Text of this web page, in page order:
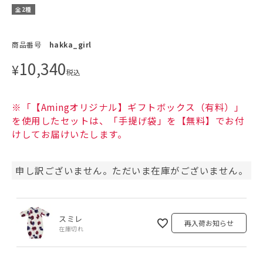
全2種
商品番号 hakka_girl
¥10,340税込
※「【Amingオリジナル】ギフトボックス（有料）」
を使用したセットは、「手提げ袋」を【無料】でお付
けしてお届けいたします。
申し訳ございません。ただいま在庫がございません。
スミレ
在庫切れ
再入荷お知らせ